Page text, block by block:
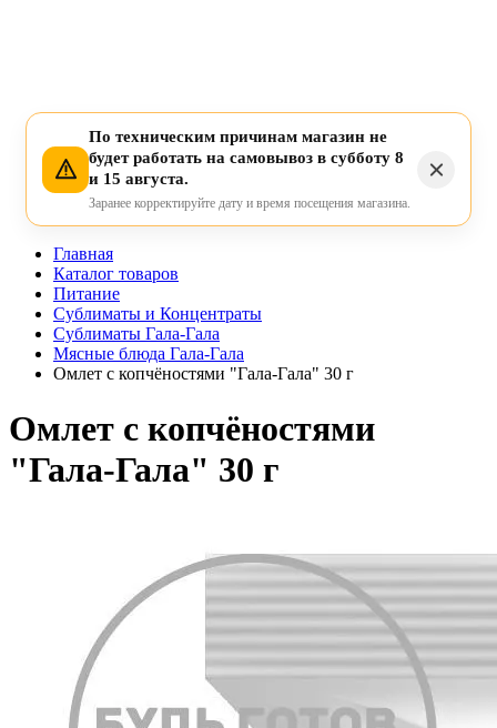
По техническим причинам магазин не
будет работать на самовывоз в субботу 8
и 15 августа.
Заранее корректируйте дату и время посещения магазина.
Главная
Каталог товаров
Питание
Сублиматы и Концентраты
Сублиматы Гала-Гала
Мясные блюда Гала-Гала
Омлет с копчёностями "Гала-Гала" 30 г
Омлет с копчёностями
"Гала-Гала" 30 г